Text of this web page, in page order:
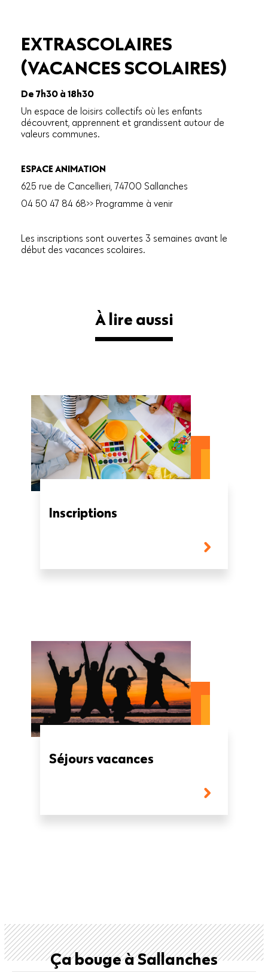
EXTRASCOLAIRES
(VACANCES SCOLAIRES)
De 7h30 à 18h30
Un espace de loisirs collectifs où les enfants
découvrent, apprennent et grandissent autour de
valeurs communes.
ESPACE ANIMATION
625 rue de Cancellieri, 74700 Sallanches
04 50 47 84 68>> Programme à venir
Les inscriptions sont ouvertes 3 semaines avant le
début des vacances scolaires.
À lire aussi
Inscriptions
Séjours vacances
Ça bouge à Sallanches